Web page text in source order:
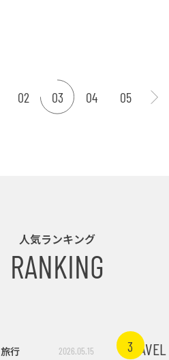
02 03 04 05
人気ランキング
RANKING
旅行 2026.05.15 3
TRAVEL